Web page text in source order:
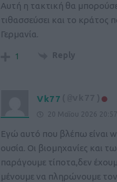
Αυτή η τακτική θα
τιθασσεύσει και το
Γερμανία.
1 Reply
Vk77
20 Μαΐου 2026 20:57
Εγώ αυτό που βλέπω είναι
ουσία. Οι βιομηχανίες και
παράγουμε τίποτα,δεν
μένουμε να πληρώνουμε